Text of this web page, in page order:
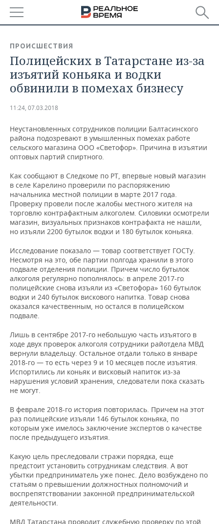
БАШКОРТОСТАН
ТАТАРСТАН
НОВОСТИ
АНАЛИТИКА
ДЕКЛАРАЦИИ О ДОХОДАХ
КОРОЛИ ГОСЗАКАЗА ПФО
КОМУ ПРИНАДЛЕЖАТ
ТОРГОВЫЕ ЦЕНТРЫ
ТАТАРСТАНА
НОВОСТИ ЭКОНОМИКИ
ФИНАНСЫ
БЮДЖЕТ
ИНВЕСТИЦИИ
ПРОМЫШЛЕННОСТЬ
НОВОСТИ
ПРОМЫШЛЕННОСТИ
АГРОПРОМ
МАШИНОСТРОЕНИЕ
НЕФТЕХИМИЯ
ОПК
ЭНЕРГЕТИКА
НЕДВИЖИМОСТЬ
НОВОСТИ АВТО
БИЗНЕС
НОВОСТИ БИЗНЕСА
РОЗНИЧНАЯ ТОРГОВЛЯ
ТРАНСПОРТ
УСЛУГИ
ТЕХНОЛОГИИ
НОВОСТИ ТЕХНОЛОГИЙ
IT
МЕДИА
ТЕЛЕКОММУНИКАЦИИ
НОВОСТИ МЕРОПРИЯТИЙ
ВЫЕЗДНАЯ РЕДАКЦИЯ
БИЗНЕС-БРАНЧИ
ОТКРЫТАЯ ЛЕКЦИЯ
СПОРТ
НОВОСТИ СПОРТА
ФУТБОЛ
БАСКЕТБОЛ
ВОЛЕЙБОЛ
КИБЕРСПОРТ
ФИГУРНОЕ КАТАНИЕ
ВОДНЫЕ ВИДЫ СПОРТА
ХОККЕЙ С МЯЧОМ
ОБЩЕСТВО
НОВОСТИ ОБЩЕСТВА
ИНФРАСТРУКТУРА
ИСТОРИЯ
КУЛЬТУРА
МЕДИЦИНА
ОБРАЗОВАНИЕ
ПРОИСШЕСТВИЯ
ФОТОГАЛЕРЕЯ
СПРАВОЧНИК
СПИСОК ПЕРСОН
СПИСОК КОМПАНИЙ
ПОЛНАЯ ВЕРСИЯ
ПРОИСШЕСТВИЯ
Полицейских в Татарстане из-за
изъятий коньяка и водки
обвинили в помехах бизнесу
11:24, 07.03.2018
Неустановленных сотрудников полиции Балтасинского
района подозревают в умышленных помехах работе
сельского магазина ООО «Светофор». Причина в изъятии
оптовых партий спиртного.
Как сообщают в Следкоме по РТ, впервые новый магазин
в селе Карелино проверили по распоряжению
начальника местной полиции в марте 2017 года.
Проверку провели после жалобы местного жителя на
торговлю контрафактным алкоголем. Силовики осмотрели
магазин, визуальных признаков контрафакта не нашли,
но изъяли 2200 бутылок водки и 180 бутылок коньяка.
Исследование показало — товар соответствует ГОСТу.
Несмотря на это, обе партии полгода хранили в этого
подвале отделения полиции. Причем число бутылок
алкоголя регулярно пополнялось: в апреле 2017-го
полицейские снова изъяли из «Светофора» 160 бутылок
водки и 240 бутылок вискового напитка. Товар снова
оказался качественным, но остался в полицейском
подвале.
Лишь в сентябре 2017-го небольшую часть изъятого в
ходе двух проверок алкоголя сотрудники райотдела МВД
вернули владельцу. Остальное отдали только в январе
2018-го — то есть через 9 и 10 месяцев после изъятия.
Испортились ли коньяк и висковый напиток из-за
нарушения условий хранения, следователи пока сказать
не могут.
В феврале 2018-го история повторилась. Причем на этот
раз полицейские изъяли 146 бутылок коньяка, по
которым уже имелось заключение экспертов о качестве
после предыдущего изъятия.
Какую цель преследовали стражи порядка, еще
предстоит установить сотрудникам следствия. А вот
убытки предприниматель уже понес. Дело возбуждено по
статьям о превышении должностных полномочий и
воспрепятствовании законной предпринимательской
деятельности.
МВД Татарстана проводит служебную проверку по этой